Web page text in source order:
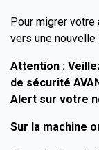
Pour migrer votre
vers une
Attention :
de sécurité
Alert sur votre
Sur la machine